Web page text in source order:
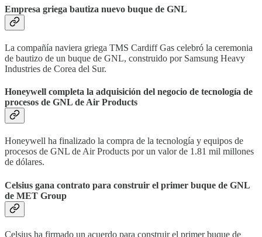
Empresa griega bautiza nuevo buque de GNL
La compañía naviera griega TMS Cardiff Gas celebró la ceremonia
de bautizo de un buque de GNL, construido por Samsung Heavy
Industries de Corea del Sur.
Honeywell completa la adquisición del negocio de tecnología de
procesos de GNL de Air Products
Honeywell ha finalizado la compra de la tecnología y equipos de
procesos de GNL de Air Products por un valor de 1.81 mil millones
de dólares.
Celsius gana contrato para construir el primer buque de GNL
de MET Group
Celsius ha firmado un acuerdo para construir el primer buque de